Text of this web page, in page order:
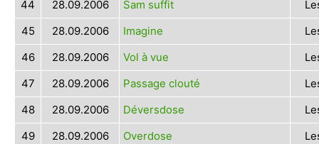
44
28.09.2006 Sam suffit
45
28.09.2006 Imagine
46
28.09.2006 Vol à vue
47
28.09.2006 Passage clouté
48
28.09.2006 Déversdose
49
28.09.2006 Overdose